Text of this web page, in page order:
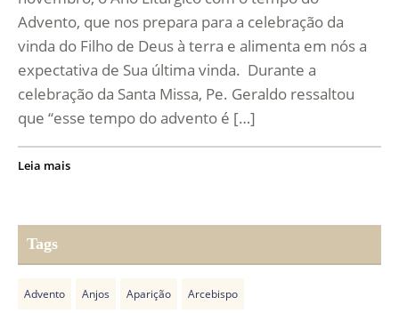
Advento, que nos prepara para a celebração da
vinda do Filho de Deus à terra e alimenta em nós a
expectativa de Sua última vinda. Durante a
celebração da Santa Missa, Pe. Geraldo ressaltou
que “esse tempo do advento é […]
Leia mais
Tags
Advento Anjos Aparição Arcebispo